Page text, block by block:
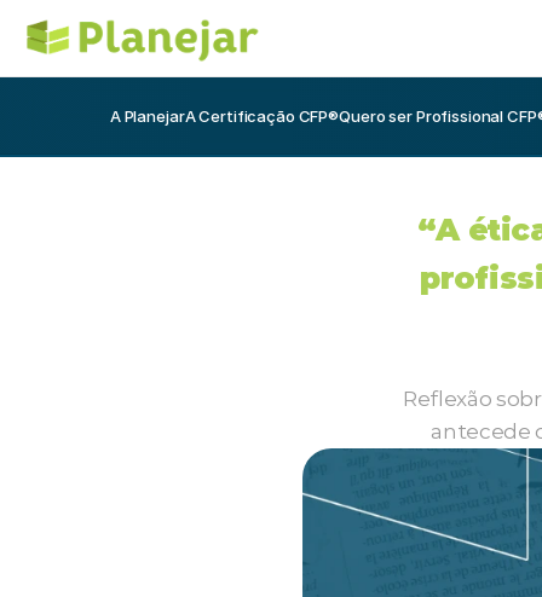
A PlanejarA Certificação CFP®Quero ser Profissional
“A
Reflexão
antecede